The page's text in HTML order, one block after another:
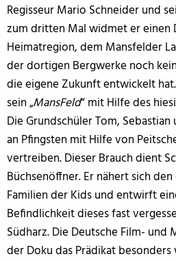
Regisseur Mario Schneider und
zum dritten Mal widmet er einen
Heimatregion, dem Mansfelder
der dortigen Bergwerke noch
die eigene Zukunft entwickelt
sein „MansFeld“ mit Hilfe des
Die Grundschüler Tom,
an Pfingsten mit Hilfe von
vertreiben. Dieser Brauch dient
Büchsenöffner. Er nähert sich
Familien der Kids und entwirft
Befindlichkeit dieses fast
Südharz. Die Deutsche Film-
der Doku das Prädikat